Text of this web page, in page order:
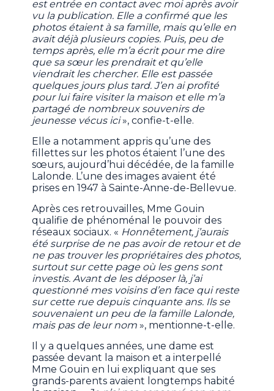
est entrée en contact avec moi après avoir
vu la publication. Elle a confirmé que les
photos étaient à sa famille, mais qu’elle en
avait déjà plusieurs copies. Puis, peu de
temps après, elle m’a écrit pour me dire
que sa sœur les prendrait et qu’elle
viendrait les chercher. Elle est passée
quelques jours plus tard. J’en ai profité
pour lui faire visiter la maison et elle m’a
partagé de nombreux souvenirs de
jeunesse vécus ici», confie-t-elle.
Elle a notamment appris qu’une des
fillettes sur les photos étaient l’une des
sœurs, aujourd’hui décédée, de la famille
Lalonde. L’une des images avaient été
prises en 1947 à Sainte-Anne-de-Bellevue.
Après ces retrouvailles, Mme Gouin
qualifie de phénoménal le pouvoir des
réseaux sociaux. « Honnêtement, j’aurais
été surprise de ne pas avoir de retour et de
ne pas trouver les propriétaires des photos,
surtout sur cette page où les gens sont
investis. Avant de les déposer là, j’ai
questionné mes voisins d’en face qui reste
sur cette rue depuis cinquante ans. Ils se
souvenaient un peu de la famille Lalonde,
mais pas de leur nom », mentionne-t-elle.
Il y a quelques années, une dame est
passée devant la maison et a interpellé
Mme Gouin en lui expliquant que ses
grands-parents avaient longtemps habité